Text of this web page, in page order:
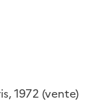
1972 (vente)